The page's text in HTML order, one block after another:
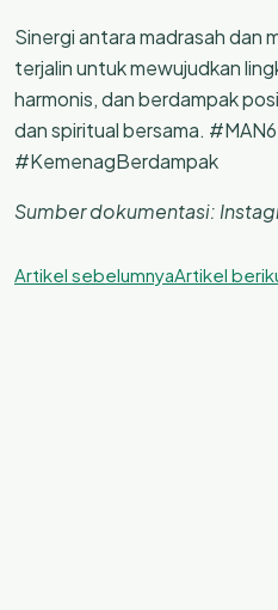
Sinergi antara madrasah dan
terjalin untuk mewujudkan
harmonis, dan berdampak
dan spiritual bersama.
#KemenagBerdampak
Sumber dokumentasi:
Artikel sebelumnyaArtikel